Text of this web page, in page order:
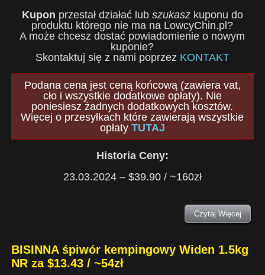
Kupon przestał działać lub szukaszkuponu do
produktu którego nie ma na LowcyChin.pl?
A może chcesz dostać powiadomienie o nowym
kuponie?
Skontaktuj się z nami poprzez KONTAKT
Podana cena jest ceną końcową (zawiera vat,
cło i wszystkie dodatkowe opłaty). Nie
poniesiesz żadnych dodatkowych kosztów.
Więcej o przesyłkach które zawierają wszystkie
opłaty TUTAJ
Historia Ceny:
23.03.2024 – $39.90 / ~160zł
Czytaj Więcej
BISINNA śpiwór kempingowy Widen 1.5kg
NR za $13.43 / ~54zł